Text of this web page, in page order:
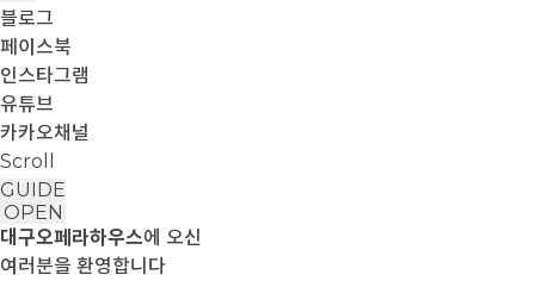
블로그
페이스북
인스타그램
유튜브
카카오채널
Scroll
GUIDE
OPEN
대구오페라하우스에 오신
여러분을 환영합니다